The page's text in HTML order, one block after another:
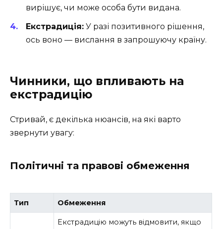
вирішує, чи може особа бути видана.
Екстрадиція: У разі позитивного рішення,
ось воно — вислання в запрошуючу країну.
Чинники, що впливають на
екстрадицію
Стривай, є декілька нюансів, на які варто
звернути увагу:
Політичні та правові обмеження
Тип Обмеження
Екстрадицію можуть відмовити, якщо